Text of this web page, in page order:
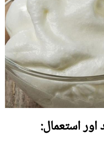
استعمال: